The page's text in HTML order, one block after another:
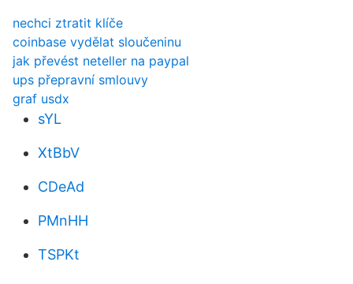
nechci ztratit klíče
coinbase vydělat sloučeninu
jak převést neteller na paypal
ups přepravní smlouvy
graf usdx
sYL
XtBbV
CDeAd
PMnHH
TSPKt